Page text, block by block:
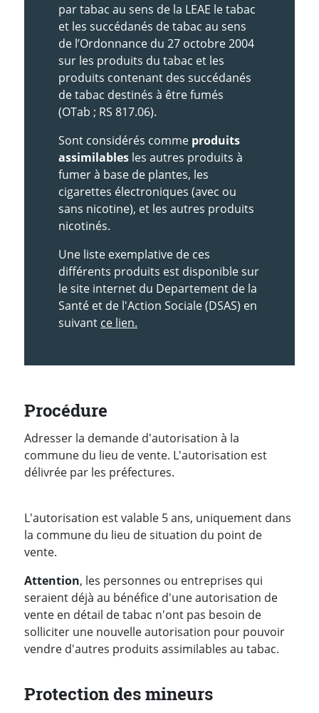
par tabac au sens de la LEAE le tabac
et les succédanés de tabac au sens
de l’Ordonnance du 27 octobre 2004
sur les produits du tabac et les
produits contenant des succédanés
de tabac destinés à être fumés
(OTab ; RS 817.06).
Sont considérés comme produits
assimilables les autres produits à
fumer à base de plantes, les
cigarettes électroniques (avec ou
sans nicotine), et les autres produits
nicotinés.
Une liste exemplative de ces
différents produits est disponible sur
le site internet du Departement de la
Santé et de l'Action Sociale (DSAS) en
suivant ce lien.
Procédure
Adresser la demande d'autorisation à la
commune du lieu de vente. L'autorisation est
délivrée par les préfectures.
L'autorisation est valable 5 ans, uniquement dans
la commune du lieu de situation du point de
vente.
Attention, les personnes ou entreprises qui
seraient déjà au bénéfice d'une autorisation de
vente en détail de tabac n'ont pas besoin de
solliciter une nouvelle autorisation pour pouvoir
vendre d'autres produits assimilables au tabac.
Protection des mineurs